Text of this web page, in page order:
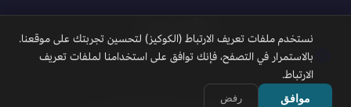
الأمل نيوز
نستخدم ملفات تعريف الارتباط (الكوكيز) لتحسين تجربتك على موقعنا.
بالاستمرار في التصفح، فإنك توافق على استخدامنا لملفات تعريف
الارتباط.
موافق رفض